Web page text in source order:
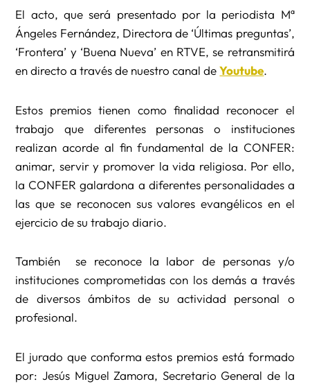
El acto, que será presentado por la periodista Mª
Ángeles Fernández, Directora de ‘Últimas preguntas’,
‘Frontera’ y ‘Buena Nueva’ en RTVE, se retransmitirá
en directo a través de nuestro canal deYoutube.
Estos premios tienen como finalidad reconocer el
trabajo que diferentes personas o instituciones
realizan acorde al fin fundamental de la CONFER:
animar, servir y promover la vida religiosa. Por ello,
la CONFER galardona a diferentes personalidades a
las que se reconocen sus valores evangélicos en el
ejercicio de su trabajo diario.
También se reconoce la labor de personas y/o
instituciones comprometidas con los demás a través
de diversos ámbitos de su actividad personal o
profesional.
El jurado que conforma estos premios está formado
por: Jesús Miguel Zamora, Secretario General de la